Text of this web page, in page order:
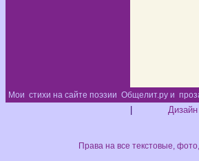
Мои стихи на сайте поэзии Общелит.ру и
Дизайн
Права на все текстовые,